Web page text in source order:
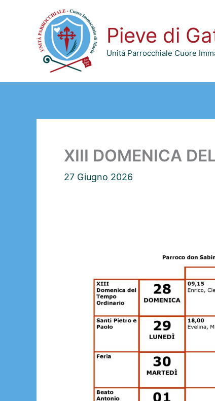
contenuto
Pieve di
Unità Parrocchiale Cuore
XIII DOMENICA
27 Giugno 2026